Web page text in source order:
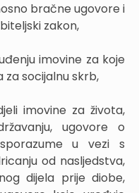
bračne ugovore i
zakon,
imovine za koje
socijalnu skrb,
imovine za života,
ugovore o
u vezi s
od nasljedstva,
dijela prije diobe,